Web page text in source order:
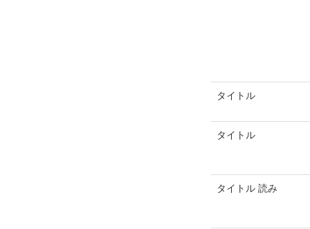
タイトル
タイトル
タイトル 読み